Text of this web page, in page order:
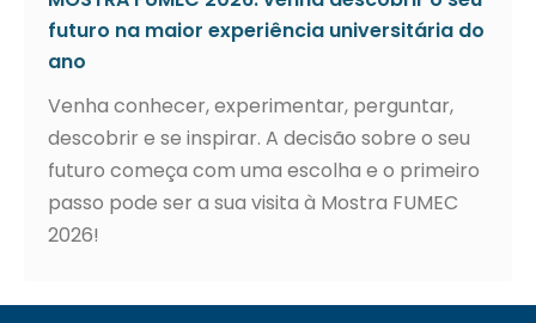
futuro na maior experiência universitária do
ano
Venha conhecer, experimentar, perguntar,
descobrir e se inspirar. A decisão sobre o seu
futuro começa com uma escolha e o primeiro
passo pode ser a sua visita à Mostra FUMEC
2026!